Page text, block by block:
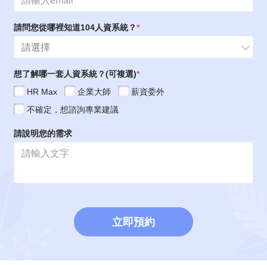
請問您從哪裡知道104人資系統？
請選擇
想了解哪一套人資系統？(可複選)
HR Max
企業大師
薪資委外
不確定，想諮詢專業建議
請說明您的需求
立即預約